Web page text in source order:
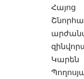
Հայոց